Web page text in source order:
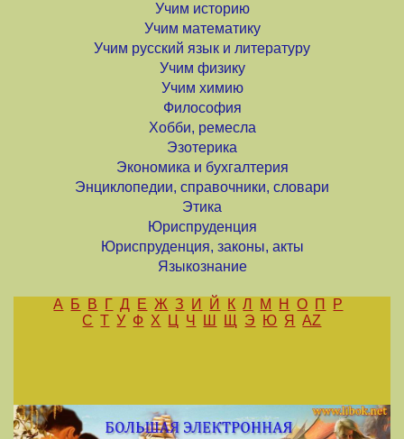
Учим историю
Учим математику
Учим русский язык и литературу
Учим физику
Учим химию
Философия
Хобби, ремесла
Эзотерика
Экономика и бухгалтерия
Энциклопедии, справочники, словари
Этика
Юриспруденция
Юриспруденция, законы, акты
Языкознание
А Б В Г Д Е Ж З И Й К Л М Н О П
Р
С Т У Ф Х Ц Ч Ш Щ Э Ю Я AZ